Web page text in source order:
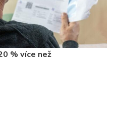
% více než